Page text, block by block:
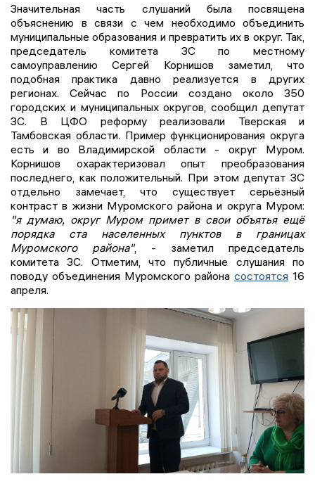
Значительная часть слушаний была посвящена
объяснению в связи с чем необходимо объединить
муниципальные образования и превратить их в округ. Так,
председатель комитета ЗС по местному
самоуправлению Сергей Корнишов заметил, что
подобная практика давно реализуется в других
регионах. Сейчас по России создано около 350
городских и муниципальных округов, сообщил депутат
ЗС. В ЦФО реформу реализовали Тверская и
Тамбовская области. Пример функционирования округа
есть и во Владимирской области - округ Муром.
Корнишов охарактеризовал опыт преобразования
последнего, как положительный. При этом депутат ЗС
отдельно замечает, что существует серьёзный
контраст в жизни Муромского района и округа Муром:
"я думаю, округ Муром примет в свои объятья ещё
порядка ста населенных пунктов в границах
Муромского района", - заметил председатель
комитета ЗС. Отметим, что публичные слушания по
поводу объединения Муромского района состоятся 16
апреля.